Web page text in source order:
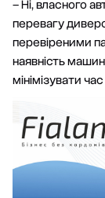
– Ні, власного
перевагу
перевіреними
наявність
мінімізувати